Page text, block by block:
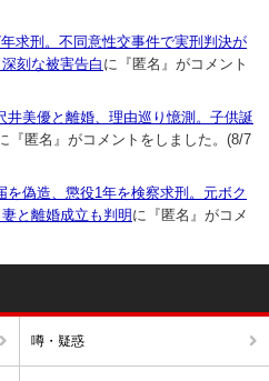
求刑。不同意性交事件で実刑判決が
刻な被害告白 に『匿名』がコメント
井美優と離婚、理由巡り憶測。子供誕
『匿名』がコメントをしました。(8/7
偽造、懲役1年を検察求刑。元ボク
と離婚成立も判明 に『匿名』がコメ
噂・疑惑